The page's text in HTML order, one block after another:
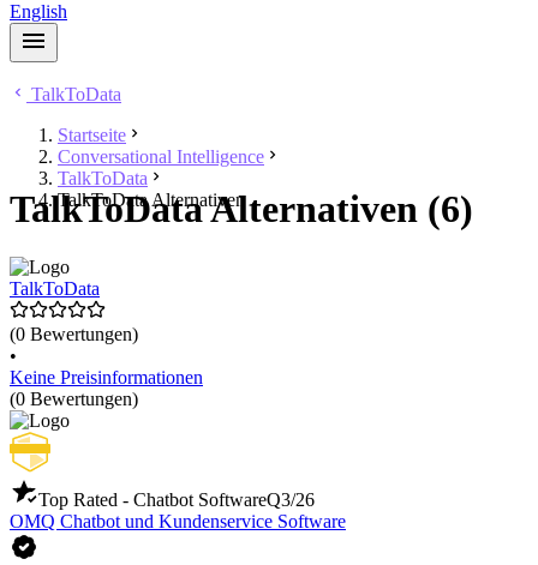
English
TalkToData
Startseite
Conversational Intelligence
TalkToData
TalkToData Alternativen
TalkToData Alternativen (6)
TalkToData
(0 Bewertungen)
•
Keine Preisinformationen
(0 Bewertungen)
Top Rated - Chatbot SoftwareQ3/26
OMQ Chatbot und Kundenservice Software